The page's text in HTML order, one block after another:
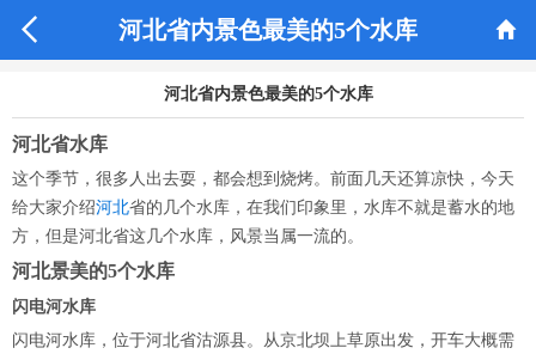
 河北省内景色最美的5个水库 
河北省内景色最美的5个水库
河北省水库
这个季节，很多人出去耍，都会想到烧烤。前面几天还算凉快，今天
给大家介绍河北省的几个水库，在我们印象里，水库不就是蓄水的地
方，但是河北省这几个水库，风景当属一流的。
河北景美的5个水库
闪电河水库
闪电河水库，位于河北省沽源县。从京北坝上草原出发，开车大概需